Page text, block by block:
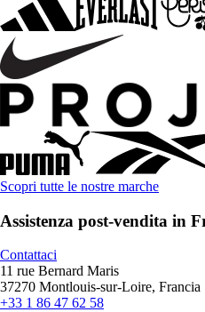
Scopri tutte le nostre marche
Assistenza post-vendita in
Contattaci
11 rue Bernard Maris
37270 Montlouis-sur-Loire, Francia
+33 1 86 47 62 58